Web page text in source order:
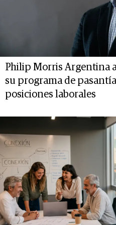
Philip Morris Argentina
su programa de
posiciones laborales